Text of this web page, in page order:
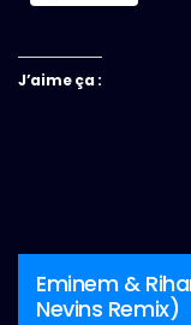
J’aime ça :
Eminem &
Nevins Remix)